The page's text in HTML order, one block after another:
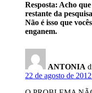
Resposta: Acho
restante da
Não é isso que
enganem.
ANTONIA
22 de agosto de